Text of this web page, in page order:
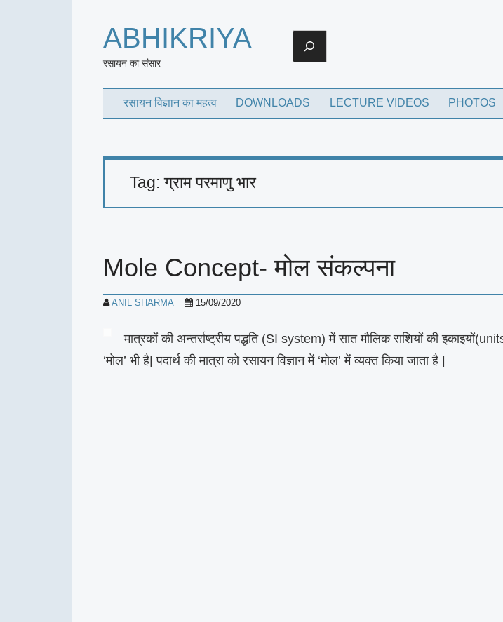
ABHIKRIYA
रसायन का संसार
Search
रसायन विज्ञान का महत्व DOWNLOADS LECTURE VIDEOS PHOTOS
Tag:ग्राम परमाणु भार
Mole Concept- मोल संकल्पना
ANIL SHARMA 15/09/2020
मात्रकों की अन्तर्राष्ट्रीय पद्धति (SI system) में सात मौलिक राशियों की
‘मोल’ भी है| पदार्थ की मात्रा को रसायन विज्ञान में ‘मोल’ में व्यक्त किया जाता है |